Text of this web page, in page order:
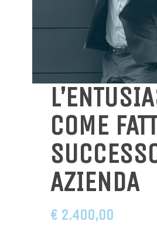
COME
AZIENDA
€ 2.400,OO